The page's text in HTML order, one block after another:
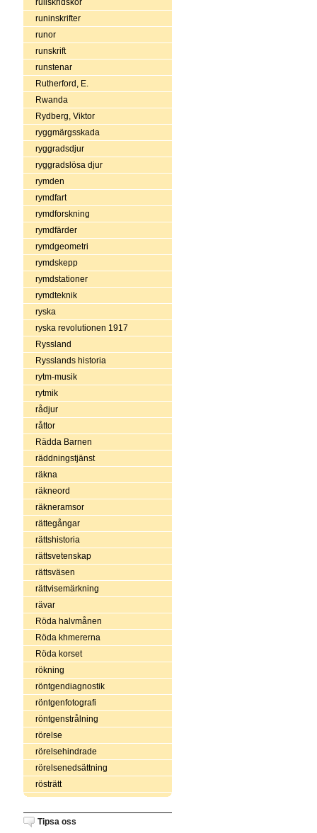
rullskridskor
runinskrifter
runor
runskrift
runstenar
Rutherford, E.
Rwanda
Rydberg, Viktor
ryggmärgsskada
ryggradsdjur
ryggradslösa djur
rymden
rymdfart
rymdforskning
rymdfärder
rymdgeometri
rymdskepp
rymdstationer
rymdteknik
ryska
ryska revolutionen 1917
Ryssland
Rysslands historia
rytm-musik
rytmik
rådjur
råttor
Rädda Barnen
räddningstjänst
räkna
räkneord
räkneramsor
rättegångar
rättshistoria
rättsvetenskap
rättsväsen
rättvisemärkning
rävar
Röda halvmånen
Röda khmererna
Röda korset
rökning
röntgendiagnostik
röntgenfotografi
röntgenstrålning
rörelse
rörelsehindrade
rörelsenedsättning
rösträtt
Tipsa oss